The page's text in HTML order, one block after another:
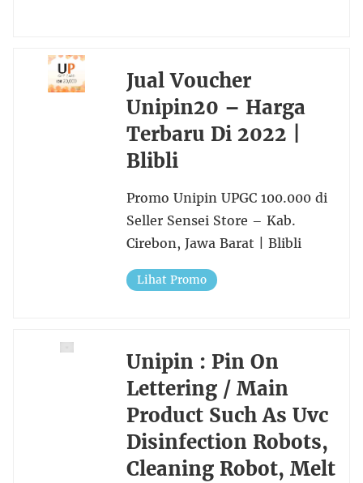
Jual Voucher
Unipin20 – Harga
Terbaru Di 2022 |
Blibli
Promo Unipin UPGC 100.000 di
Seller Sensei Store – Kab.
Cirebon, Jawa Barat | Blibli
Lihat Promo
Unipin : Pin On
Lettering / Main
Product Such As Uvc
Disinfection Robots,
Cleaning Robot, Melt